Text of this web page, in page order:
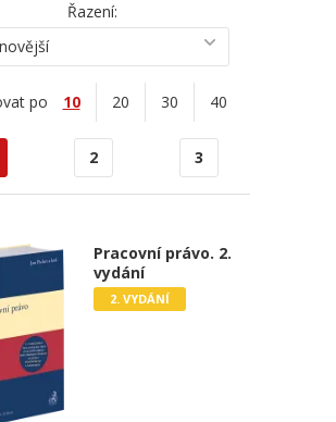
Řazení:
po 10 20 30 40
2 3
Pracovní právo. 2.
vydání
2. VYDÁNÍ